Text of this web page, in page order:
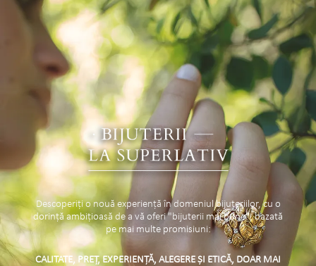
Descoperiți o nouă experiență în domeniul bijuteriilor, cu o
dorință ambițioasă de a vă oferi "bijuterii mai bune", bazată
pe mai multe promisiuni:
CALITATE, PREȚ, EXPERIENȚĂ, ALEGERE ȘI ETICĂ, DOAR MAI